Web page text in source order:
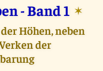
- Band 1 ✶
Höhen, neben
der